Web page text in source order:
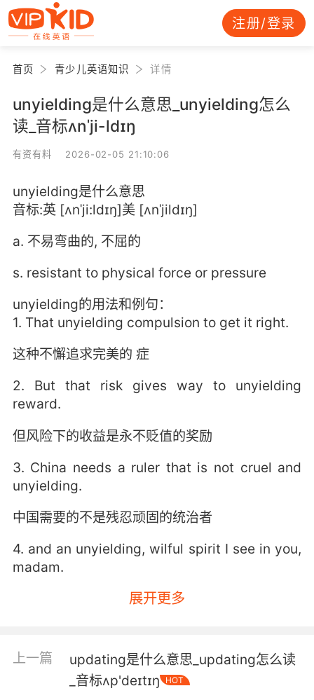
注册/登录
首页 青少儿英语知识 详情
unyielding是什么意思_unyielding怎么
读_音标ʌnˈji-ldɪŋ
有资有料 2026-02-05 21:10:06
unyielding是什么意思
音标:英 [ʌnˈji:ldɪŋ]美 [ʌnˈjildɪŋ]
a. 不易弯曲的, 不屈的
s. resistant to physical force or pressure
unyielding的用法和例句：
1. That unyielding compulsion to get it right.
这种不懈追求完美的 症
2. But that risk gives way to unyielding
reward.
但风险下的收益是永不贬值的奖励
3. China needs a ruler that is not cruel and
unyielding.
中国需要的不是残忍顽固的统治者
4. and an unyielding, wilful spirit I see in you,
madam.
还有你不怀好意的偏执态度 夫人
you as your true and unyielding friend.
至于现在 我只想做你的一个 真心相待不越位的好
展开更多
上一篇
updating是什么意思_updating怎么读
_音标ʌp'deɪtɪŋ
HOT